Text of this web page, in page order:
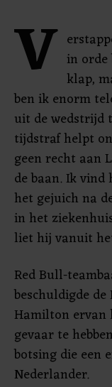
V in orde
klap,
ben ik enorm
uit de wedstrijd
tijdstraf helpt
geen recht aan
de baan. Ik
het gejuich na
in het
liet hij vanuit
Red Bull-
beschuldigde
Hamilton ervan
gevaar te
botsing die een
Nederlander.